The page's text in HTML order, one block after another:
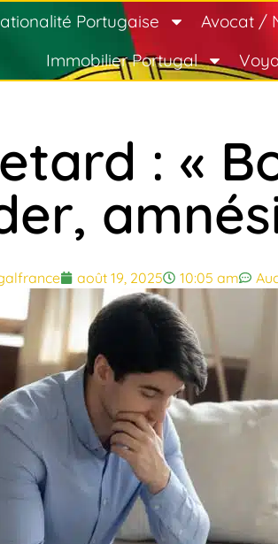
Portugaise Avocat /
Immobilier Portugal
: «
août 19, 2025 10:05 am